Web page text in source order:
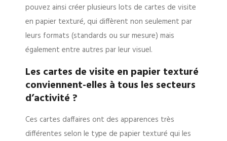
pouvez ainsi créer plusieurs lots de cartes de visite
en papier texturé, qui diffèrent non seulement par
leurs formats (standards ou sur mesure) mais
également entre autres par leur visuel.
Les cartes de visite en papier texturé
conviennent-elles à tous les secteurs
d’activité ?
Ces cartes daffaires ont des apparences très
différentes selon le type de papier texturé qui les